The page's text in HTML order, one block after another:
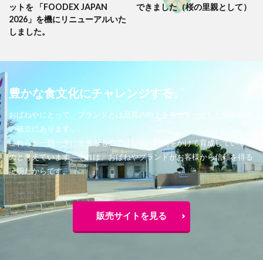
ットを 「FOODEX JAPAN
2026」を機にリニューアルいた
しました。
できました（桜の里親として）
豊かな食文化にチャレンジする。
おばねやにとって、ブランドとは品質の向上をモットーとした信頼関係
の確立にあります 。
これらが一朝一夕に出来るものではなく、時間をかけて育成していくも
のと考えています。それは、おばねやブランドがお客様から信頼を得る
証明だからです。
販売サイトを見る